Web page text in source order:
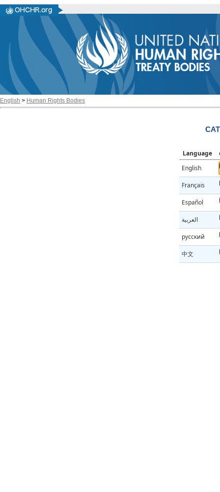
English > Human Rights Bodies
Language
English
Français
Español
العربية
русский
中文